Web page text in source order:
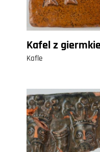
Kafel z
Kafle